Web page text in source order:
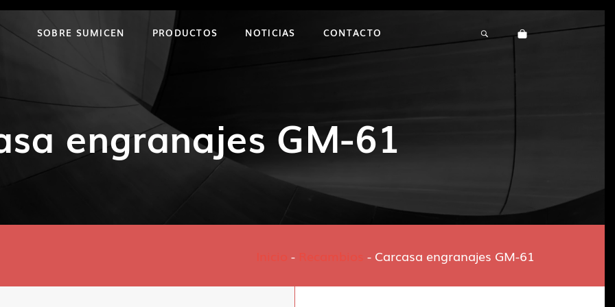
SOBRE SUMICEN PRODUCTOS NOTICIAS CONTACTO
engranajes GM-61
- - Carcasa engranajes GM-61